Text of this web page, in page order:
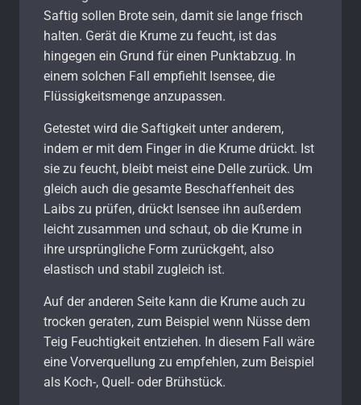
Saftig sollen Brote sein, damit sie lange frisch
halten. Gerät die Krume zu feucht, ist das
hingegen ein Grund für einen Punktabzug. In
einem solchen Fall empfiehlt Isensee, die
Flüssigkeitsmenge anzupassen.
Getestet wird die Saftigkeit unter anderem,
indem er mit dem Finger in die Krume drückt. Ist
sie zu feucht, bleibt meist eine Delle zurück. Um
gleich auch die gesamte Beschaffenheit des
Laibs zu prüfen, drückt Isensee ihn außerdem
leicht zusammen und schaut, ob die Krume in
ihre ursprüngliche Form zurückgeht, also
elastisch und stabil zugleich ist.
Auf der anderen Seite kann die Krume auch zu
trocken geraten, zum Beispiel wenn Nüsse dem
Teig Feuchtigkeit entziehen. In diesem Fall wäre
eine Vorverquellung zu empfehlen, zum Beispiel
als Koch-, Quell- oder Brühstück.